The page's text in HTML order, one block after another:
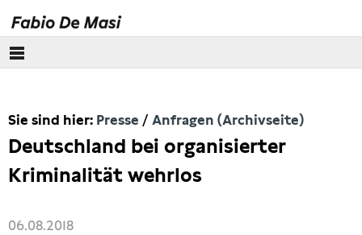
Europäisches Parlament
Themen
Sie sind hier: Presse Anfragen (Archivseite)
Deutschland bei organisierter
Kriminalität wehrlos
06.08.2018